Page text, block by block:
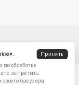
Принять
обработке
запретить
браузера